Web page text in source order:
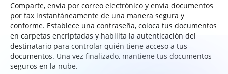
Comparte, envía por correo electrónico y envía documentos
por fax instantáneamente de una manera segura y
conforme. Establece una contraseña, coloca tus documentos
en carpetas encriptadas y habilita la autenticación del
destinatario para controlar quién tiene acceso a tus
documentos. Una vez finalizado, mantiene tus documentos
seguros en la nube.